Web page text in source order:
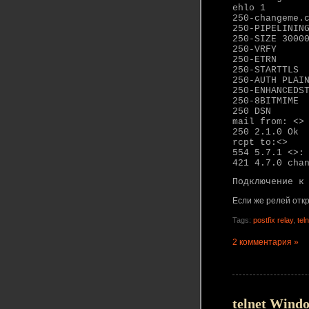
ehlo 1
250-
250-PIPELINING
250-SIZE
250-VRFY
250-ETRN
250-STARTTLS
250-AUTH
250-
250-8BITMIME
250 DSN
mail from: <>
250 2.1.0 Ok
rcpt to:<>
554 5.7.1 <>:
421 4.7.0
Подключение
Если же релей
Tags: postfix relay,
2 комментария »
telnet